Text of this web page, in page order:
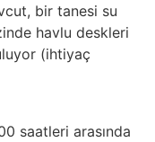
bir tanesi su
havlu deskleri
(ihtiyaç
saatleri arasında